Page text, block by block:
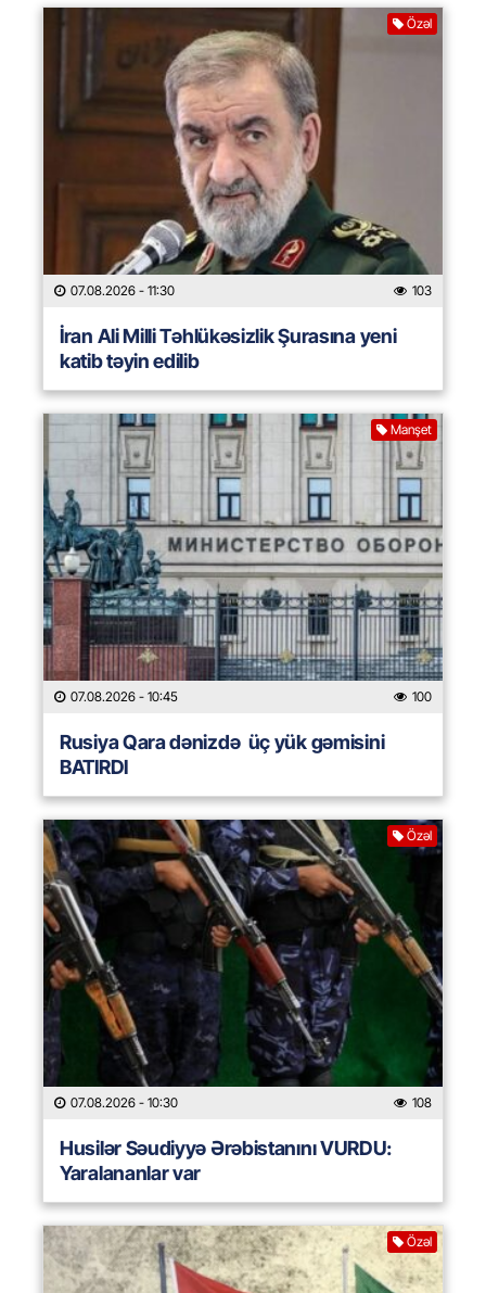
Özəl
07.08.2026 - 11:30 103
İran Ali Milli Təhlükəsizlik Şurasına yeni
katib təyin edilib
Manşet
07.08.2026 - 10:45 100
Rusiya Qara dənizdə üç yük gəmisini
BATIRDI
Özəl
07.08.2026 - 10:30 108
Husilər Səudiyyə Ərəbistanını VURDU:
Yaralananlar var
Özəl